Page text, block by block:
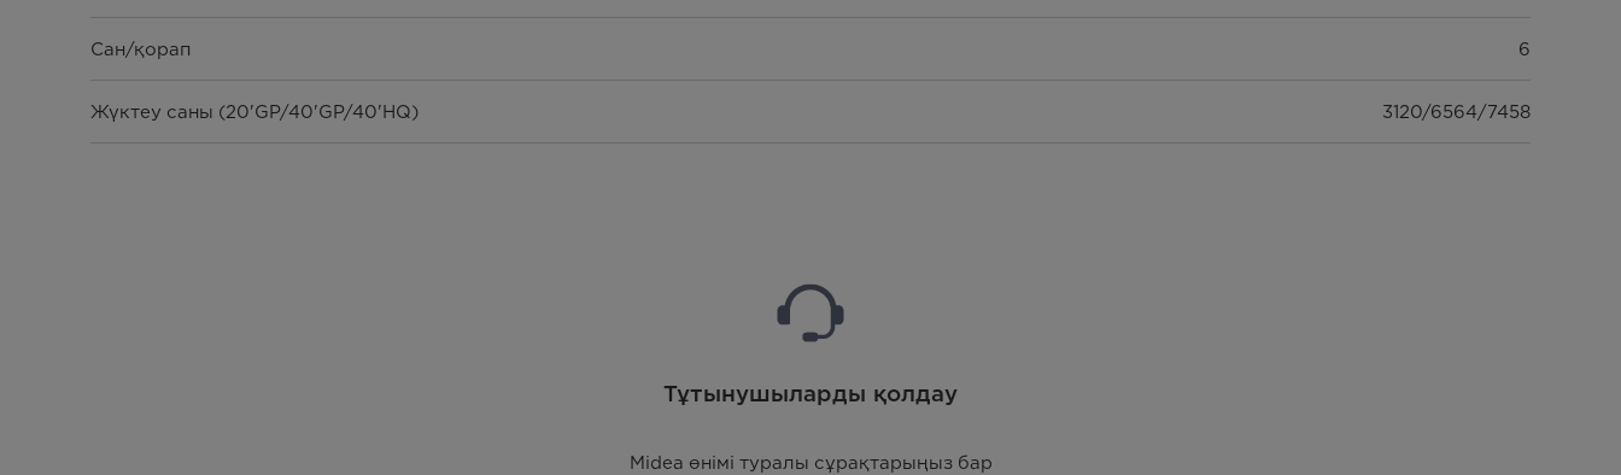
Сан/қорап 6
Жүктеу саны (20'GP/40'GP/40'HQ) 3120/6564/7458
Тұтынушыларды қолдау
Midea өнімі туралы сұрақтарыңыз бар